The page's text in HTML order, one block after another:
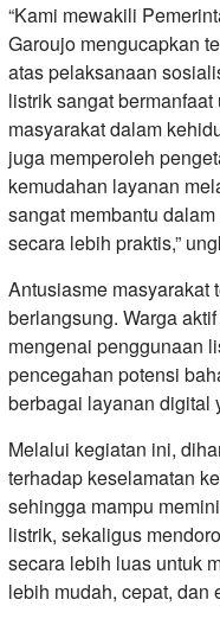
“Kami mewakili
Garoujo mengucapkan
atas pelaksanaan
listrik sangat
masyarakat dalam
juga memperoleh
kemudahan layanan
sangat membantu
secara lebih praktis,”
Antusiasme masyarakat
berlangsung. Warga
mengenai penggunaan
pencegahan potensi
berbagai layanan digital
Melalui kegiatan ini,
terhadap keselamatan
sehingga mampu
listrik, sekaligus
secara lebih luas untuk
lebih mudah, cepat, dan